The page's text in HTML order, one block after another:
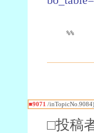
%%
■9071 /inTopicNo.9084)
□投稿